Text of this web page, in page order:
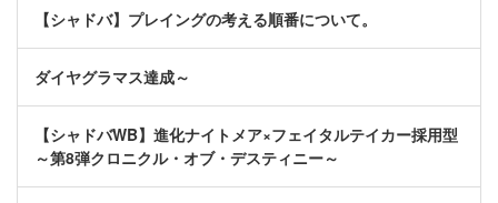
【シャドバ】プレイングの考える順番について。
ダイヤグラマス達成～
【シャドバWB】進化ナイトメア×フェイタルテイカー採用型
～第8弾クロニクル・オブ・デスティニー～